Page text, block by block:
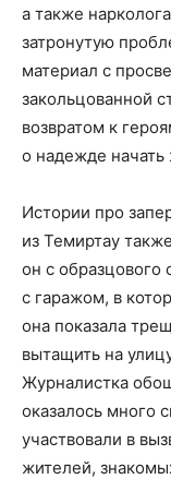
а также
затронутую
материал с
закольцованной
возвратом к
о надежде начать
Истории про
из Темиртау
он с
с гаражом, в
она показала
вытащить на
Журналистка
оказалось много
участвовали в
жителей,